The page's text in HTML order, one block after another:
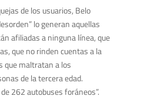
de los usuarios, Belo
lo generan aquellas
afiliadas a ninguna línea, que
que no rinden cuentas a la
que maltratan a los
de la tercera edad.
262 autobuses foráneos”.